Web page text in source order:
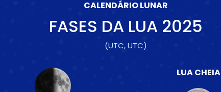
CALENDÁRIO LUNAR
FASES DA LUA 2025
(UTC, UTC)
LUA CHEIA